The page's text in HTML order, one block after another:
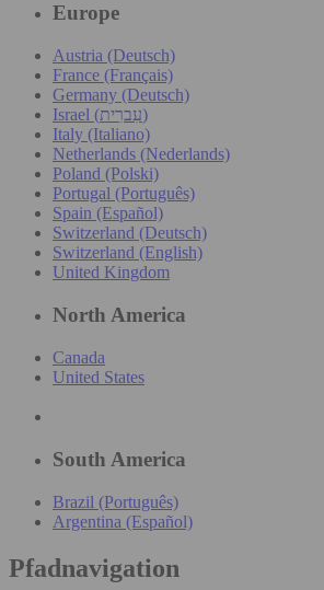
Europe
Austria (Deutsch)
France (Français)
Germany (Deutsch)
Israel (עִברִית)
Italy (Italiano)
Netherlands (Nederlands)
Poland (Polski)
Portugal (Português)
Spain (Español)
Switzerland (Deutsch)
Switzerland (English)
United Kingdom
North America
Canada
United States
South America
Brazil (Português)
Argentina (Español)
Pfadnavigation